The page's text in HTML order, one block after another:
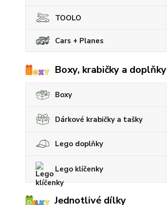
TOOLO
Cars + Planes
Boxy, krabičky a doplňky
Boxy
Dárkové krabičky a tašky
Lego doplňky
Lego klíčenky
Jednotlivé dílky